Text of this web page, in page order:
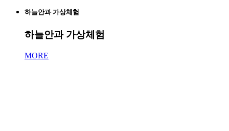
하늘안과 가상체험
하늘안과 가상체험
MORE